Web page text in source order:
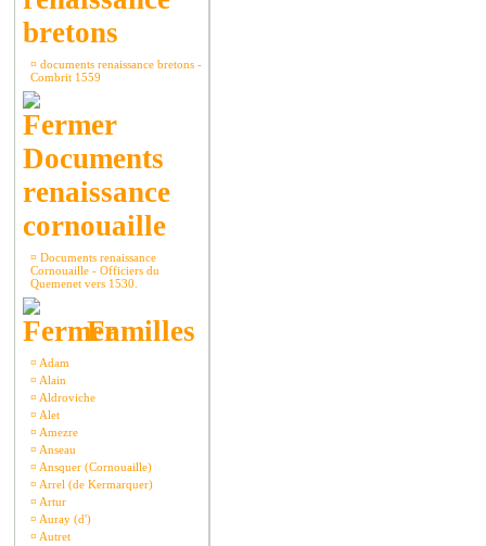
bretons
¤ documents renaissance bretons -
Combrit 1559
Documents
renaissance
cornouaille
¤ Documents renaissance
Cornouaille - Officiers du
Quemenet vers 1530.
Familles
¤ Adam
¤ Alain
¤ Aldroviche
¤ Alet
¤ Amezre
¤ Anseau
¤ Ansquer (Cornouaille)
¤ Arrel (de Kermarquer)
¤ Artur
¤ Auray (d')
¤ Autret